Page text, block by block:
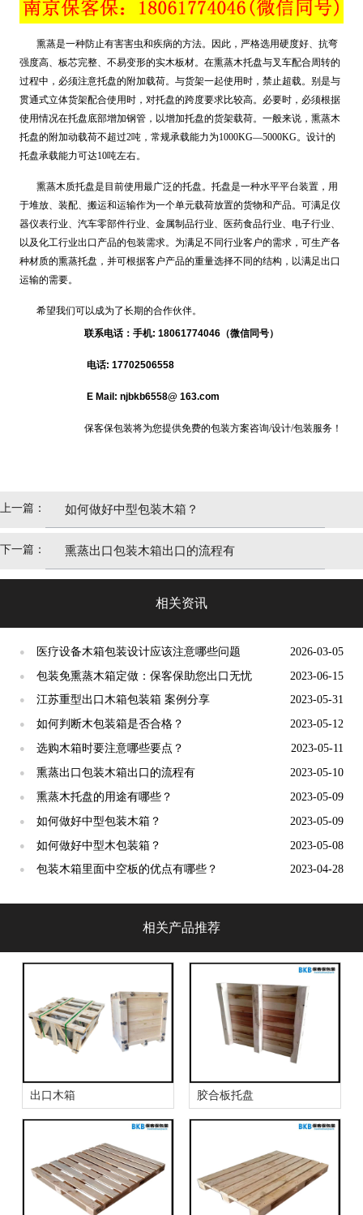
熏蒸是一种防止有害害虫和疾病的方法。因此，严格选用硬度好、抗弯
强度高、板芯完整、不易变形的实木板材。在熏蒸木托盘与叉车配合周转的
过程中，必须注意托盘的附加载荷。与货架一起使用时，禁止超载。别是与
贯通式立体货架配合使用时，对托盘的跨度要求比较高。必要时，必须根据
使用情况在托盘底部增加钢管，以增加托盘的货架载荷。一般来说，熏蒸木
托盘的附加动载荷不超过2吨，常规承载能力为1000KG—5000KG。设计的
托盘承载能力可达10吨左右。
熏蒸木质托盘是目前使用最广泛的托盘。托盘是一种水平平台装置，用
于堆放、装配、搬运和运输作为一个单元载荷放置的货物和产品。可满足仪
器仪表行业、汽车零部件行业、金属制品行业、医药食品行业、电子行业、
以及化工行业出口产品的包装需求。为满足不同行业客户的需求，可生产各
种材质的熏蒸托盘，并可根据客户产品的重量选择不同的结构，以满足出口
运输的需要。
希望我们可以成为了长期的合作伙伴。
联系电话：手机: 18061774046（微信同号）
电话: 17702506558
E Mail: njbkb6558@ 163.com
保客保包装将为您提供免费的包装方案咨询/设计/包装服务！
上一篇： 如何做好中型包装木箱？
下一篇： 熏蒸出口包装木箱出口的流程有
相关资讯
● 医疗设备木箱包装设计应该注意哪些问题 2026-03-05
● 包装免熏蒸木箱定做：保客保助您出口无忧 2023-06-15
● 江苏重型出口木箱包装箱 案例分享 2023-05-31
● 如何判断木包装箱是否合格？ 2023-05-12
● 选购木箱时要注意哪些要点？ 2023-05-11
● 熏蒸出口包装木箱出口的流程有 2023-05-10
● 熏蒸木托盘的用途有哪些？ 2023-05-09
● 如何做好中型包装木箱？ 2023-05-09
● 如何做好中型木包装箱？ 2023-05-08
● 包装木箱里面中空板的优点有哪些？ 2023-04-28
相关产品推荐
出口木箱 胶合板托盘